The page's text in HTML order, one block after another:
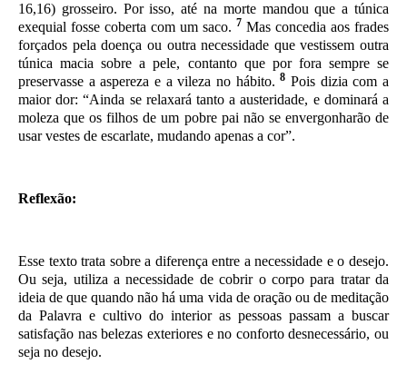
16,16) grosseiro. Por isso, até na morte mandou que a túnica
exe­quial fosse coberta com um saco. 7 Mas concedia aos frades
forçados pela doença ou outra necessidade que vestissem outra
túnica macia sobre a pele, contanto que por fora sempre se
preservasse a aspereza e a vileza no hábito.8 Pois dizia com a
maior dor: “Ainda se relaxará tanto a austeridade, e dominará a
moleza que os filhos de um pobre pai não se envergonharão de
usar vestes de escarlate, mudando apenas a cor”.
Reflexão:
Esse texto trata sobre a diferença entre a necessidade e o desejo.
Ou seja, utiliza a necessidade de cobrir o corpo para tratar da
ideia de que quando não há uma vida de oração ou de meditação
da Palavra e cultivo do interior as pessoas passam a buscar
satisfação nas belezas exteriores e no conforto desnecessário, ou
seja no desejo.